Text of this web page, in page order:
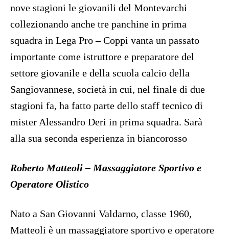
nove stagioni le giovanili del Montevarchi
collezionando anche tre panchine in prima
squadra in Lega Pro – Coppi vanta un passato
importante come istruttore e preparatore del
settore giovanile e della scuola calcio della
Sangiovannese, società in cui, nel finale di due
stagioni fa, ha fatto parte dello staff tecnico di
mister Alessandro Deri in prima squadra. Sarà
alla sua seconda esperienza in biancorosso
Roberto Matteoli – Massaggiatore Sportivo e
Operatore Olistico
Nato a San Giovanni Valdarno, classe 1960,
Matteoli è un massaggiatore sportivo e operatore